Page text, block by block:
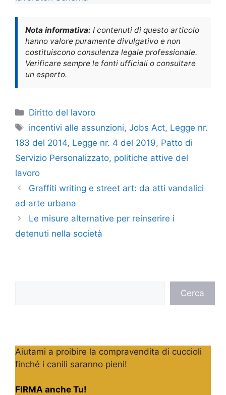
Nota informativa: I contenuti di questo articolo
hanno valore puramente divulgativo e non
costituiscono consulenza legale professionale.
Verificare sempre le fonti ufficiali o consultare
un esperto.
Categorie
Diritto del lavoro
Tag
incentivi alle assunzioni,Jobs Act, Legge nr.
183 del 2014, Legge nr. 4 del 2019, Patto di
Servizio Personalizzato, politiche attive del
lavoro
Graffiti writing e street art: da atti vandalici
ad arte urbana
Le misure alternative per reinserire i
detenuti nella società
Cerca
Aiutami a proibire la compravendita di cuccioli
finché i canili saranno pieni!
FIRMA anche Tu!